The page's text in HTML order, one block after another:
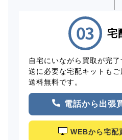
宅
自宅にいながら買取が完
送に必要な宅配キットも
送料無料です。
電話から出張
WEBから宅配